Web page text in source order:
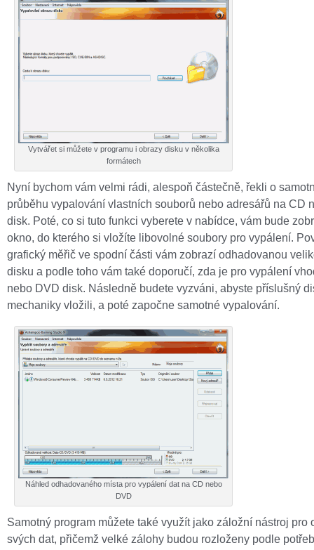
Vytvářet si můžete v programu i obrazy disku v několika
formátech
Nyní bychom vám velmi rádi, alespoň částečně, řekli o
průběhu vypalování vlastních souborů nebo adresářů na CD
disk. Poté, co si tuto funkci vyberete v nabídce, vám bude
okno, do kterého si vložíte libovolné soubory pro vypálení.
grafický měřič ve spodní části vám zobrazí odhadovanou
disku a podle toho vám také doporučí, zda je pro vypálení
nebo DVD disk. Následně budete vyzváni, abyste příslušný
mechaniky vložili, a poté započne samotné vypalování.
Náhled odhadovaného místa pro vypálení dat na CD nebo
DVD
Samotný program můžete také využít jako záložní nástroj pro
svých dat, přičemž velké zálohy budou rozloženy podle